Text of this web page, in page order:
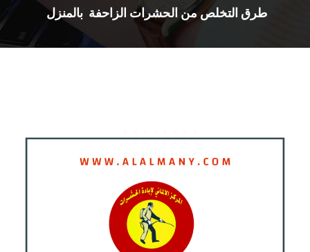
طرق التخلص من الحشرات الزاحفة بالمنزل